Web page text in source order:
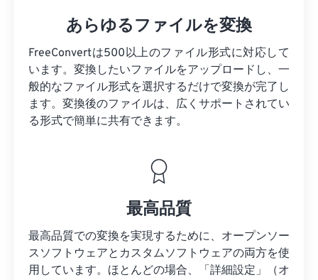
あらゆるファイルを変換
FreeConvertは500以上のファイル形式に対応して
います。変換したいファイルをアップロードし、一
般的なファイル形式を選択するだけで変換が完了し
ます。変換後のファイルは、広くサポートされてい
る形式で簡単に共有できます。
最高品質
最高品質での変換を実現するために、オープンソー
スソフトウェアとカスタムソフトウェアの両方を使
用しています。ほとんどの場合、「詳細設定」（オ